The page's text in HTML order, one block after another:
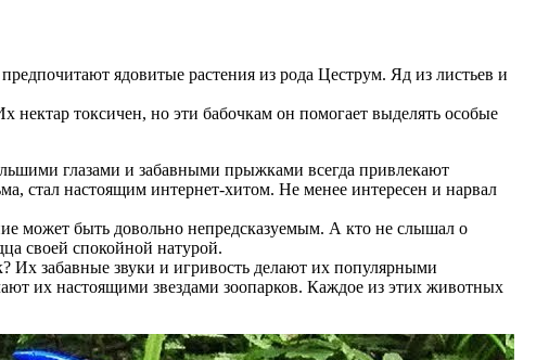
ядовитые растения из рода Цеструм. Яд из листьев и
токсичен, но эти бабочкам он помогает выделять особые
глазами и забавными прыжками всегда привлекают
стал настоящим интернет-хитом. Не менее интересен и нарвал
может быть довольно непредсказуемым. А кто не слышал о
своей спокойной натурой.
Их забавные звуки и игривость делают их популярными
их настоящими звездами зоопарков. Каждое из этих животных